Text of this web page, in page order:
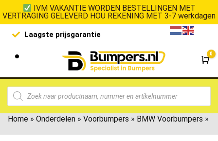
IVM VAKANTIE WORDEN BESTELLINGEN MET
VERTRAGING GELEVERD HOU REKENING MET 3-7 werkdagen
Laagste prijsgarantie De
0
Home » Onderdelen » Voorbumpers » BMW Voorbumpers »